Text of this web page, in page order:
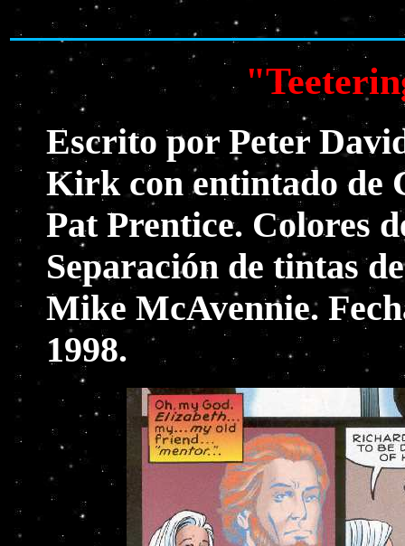
Escrito por Peter
Kirk con entintado de
Pat Prentice. Colores
Separación de tintas
Mike McAvennie.
1998.